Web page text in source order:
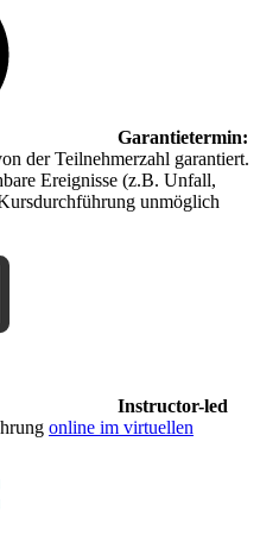
Garantietermin:
der Teilnehmerzahl garantiert.
Ereignisse (z.B. Unfall,
unmöglich
Instructor-led
online im virtuellen